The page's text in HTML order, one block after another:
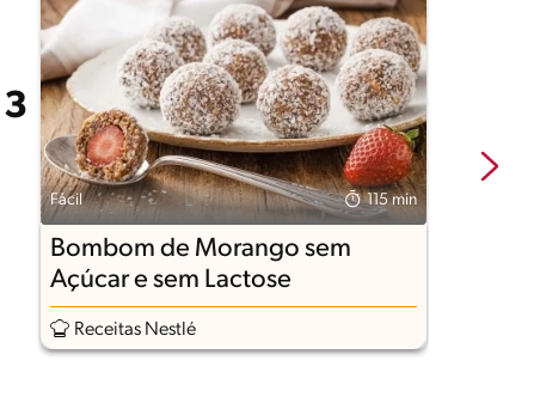
Fácil 115 min
Bombom de Morango sem
Açúcar e sem Lactose
Receitas Nestlé